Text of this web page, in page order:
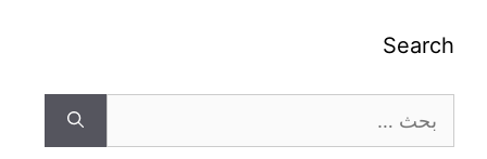
Search